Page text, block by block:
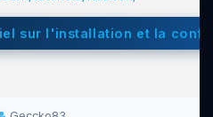
sur l'installation et la